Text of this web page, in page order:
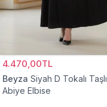
4.470,00TL
Beyza Siyah D Tokalı Taşlı
Abiye Elbise